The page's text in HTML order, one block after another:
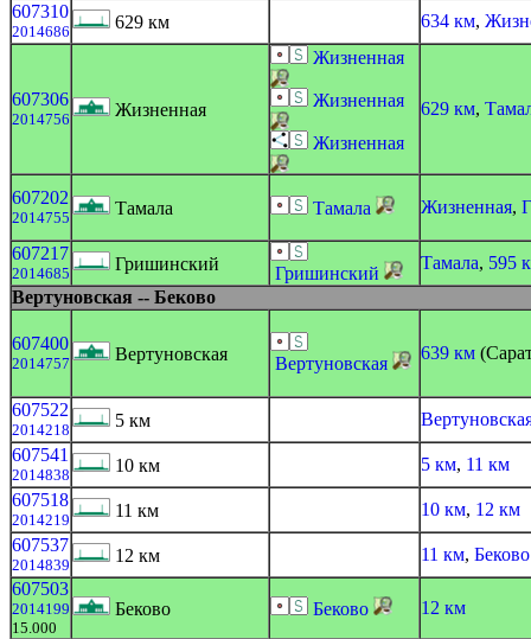
607310
2014686 629 км 634 км,
607306
2014756 Жизненная
Жизненная
Жизненная
Жизненная
629 км,
607202
2014755 Тамала Тамала Жизненная,
607217
2014685 Гришинский Гришинский
Тамала, 595
Вертуновская -- Беково
607400
2014757 Вертуновская Вертуновская
639 км
607522
2014218 5 км
607541
2014838 10 км 5 км, 11 км
607518
2014219 11 км 10 км, 12 км
607537
2014839 12 км 11 км, Беково
607503
2014199
15.000
Беково Беково 12 км